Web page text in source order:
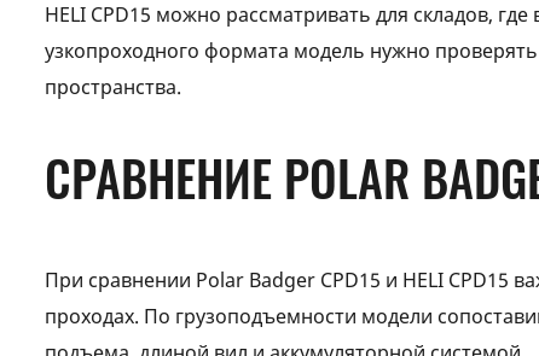
HELI CPD15 можно рассматривать для складов,
узкопроходного формата модель нужно
пространства.
СРАВНЕНИЕ POLAR
При сравнении Polar Badger CPD15 и HELI CPD15
проходах. По грузоподъемности модели